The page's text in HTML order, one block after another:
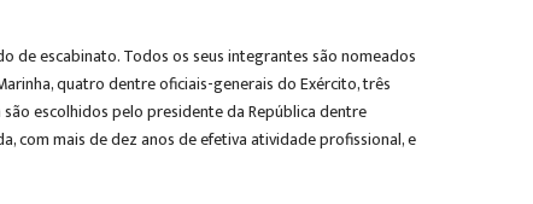
de escabinato. Todos os seus integrantes são nomeados
quatro dentre oficiais-generais do Exército, três
escolhidos pelo presidente da República dentre
com mais de dez anos de efetiva atividade profissional, e